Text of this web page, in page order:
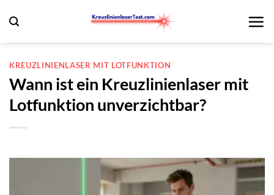
Inhalt
springen
KREUZLINIENLASER MIT LOTFUNKTION
Wann ist ein Kreuzlinienlaser mit
Lotfunktion unverzichtbar?